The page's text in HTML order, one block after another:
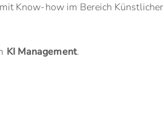
Know-how im Bereich Künstlicher
KI Management.